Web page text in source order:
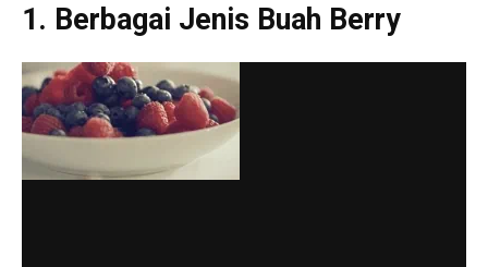
1. Berbagai Jenis Buah Berry